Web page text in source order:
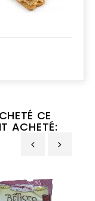
CE
ACHETÉ: